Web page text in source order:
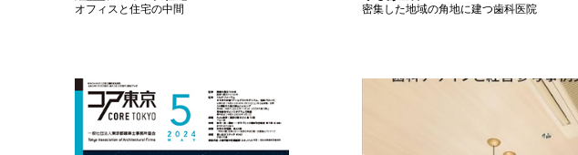
オフィスと住宅の中間 密集した地域の角地に建つ歯科医院